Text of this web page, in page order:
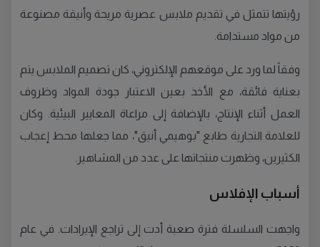
رؤيتها تتمثل في تقديم ملابس عصرية مريحة وأنيقة مصنوعة
من مواد مستدامة.
وفقاً لما ورد على موقعهم الإلكتروني، كان تصميم الملابس يتم
بعناية فائقة، مع الأخذ بعين الاعتبار جودة المواد وظروف
العمل أثناء الإنتاج، بالإضافة إلى مراعاة المعايير البيئية. وكان
للعلامة التجارية طابع "بوهيمي أنيق"، مما جعلها محط إعجاب
الكثيرين، وظهرت منتجاتها على عدد من المشاهير.
أسباب الإفلاس
واجهت السلسلة فترة صعبة أدت إلى تراجع الإيرادات. في عام